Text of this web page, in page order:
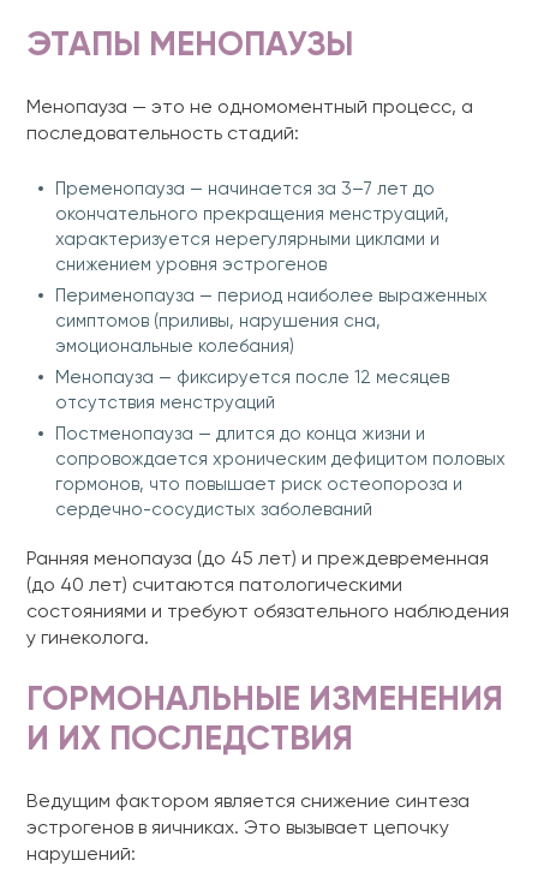
ЭТАПЫ МЕНОПАУЗЫ
Менопауза — это не одномоментный процесс, а
последовательность стадий:
Пременопауза — начинается за 3–7 лет до
окончательного прекращения менструаций,
характеризуется нерегулярными циклами и
снижением уровня эстрогенов
Перименопауза — период наиболее выраженных
симптомов (приливы, нарушения сна,
эмоциональные колебания)
Менопауза — фиксируется после 12 месяцев
отсутствия менструаций
Постменопауза — длится до конца жизни и
сопровождается хроническим дефицитом половых
гормонов, что повышает риск остеопороза и
сердечно-сосудистых заболеваний
Ранняя менопауза (до 45 лет) и преждевременная
(до 40 лет) считаются патологическими
состояниями и требуют обязательного наблюдения
у гинеколога.
ГОРМОНАЛЬНЫЕ ИЗМЕНЕНИЯ
И ИХ ПОСЛЕДСТВИЯ
Ведущим фактором является снижение синтеза
эстрогенов в яичниках. Это вызывает цепочку
нарушений: